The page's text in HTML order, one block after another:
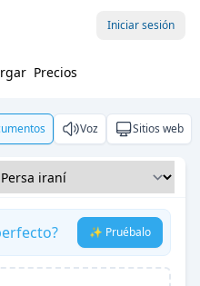
Iniciar sesión
Precios
Voz Sitios web
✨ Pruébalo